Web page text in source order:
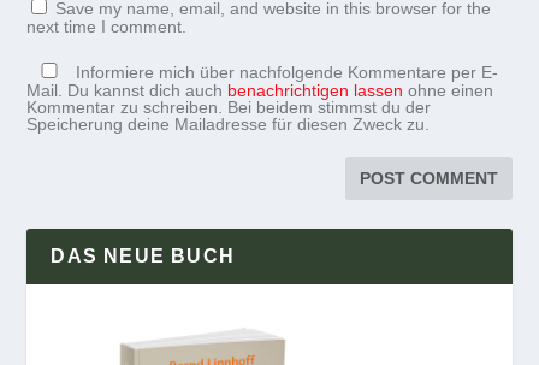
Save my name, email, and website in this browser for the
next time I comment.
Informiere mich über nachfolgende Kommentare per E-
Mail. Du kannst dich auch benachrichtigen lassen ohne einen
Kommentar zu schreiben. Bei beidem stimmst du der
Speicherung deine Mailadresse für diesen Zweck zu.
DAS NEUE BUCH